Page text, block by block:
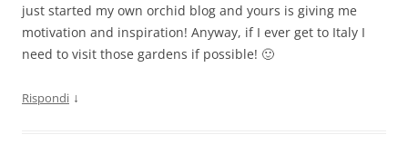
just started my own orchid blog and yours is giving me
motivation and inspiration! Anyway, if I ever get to Italy I
need to visit those gardens if possible! 🙂
Rispondi ↓